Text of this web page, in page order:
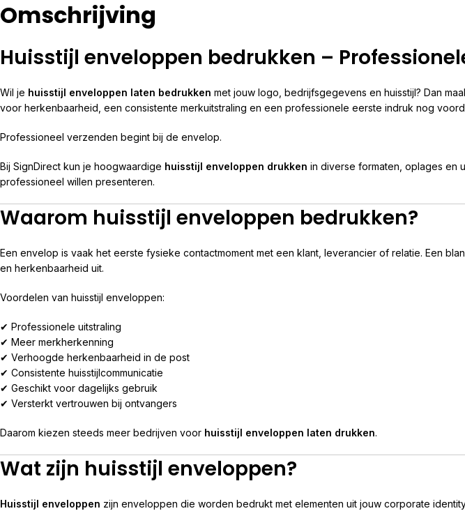
Omschrijving
Huisstijl enveloppen bedrukken –
Wil je huisstijl enveloppen laten bedrukken met jouw logo, bedrijfsgegevens en huisstijl? Dan
voor herkenbaarheid, een consistente merkuitstraling en een professionele eerste indruk nog
Professioneel verzenden begint bij de envelop.
Bij SignDirect kun je hoogwaardige huisstijl enveloppen drukken in diverse formaten, oplages en
professioneel willen presenteren.
Waarom huisstijl enveloppen bedrukken?
Een envelop is vaak het eerste fysieke contactmoment met een klant, leverancier of relatie. Een
en herkenbaarheid uit.
Voordelen van huisstijl enveloppen:
✔ Professionele uitstraling
✔ Meer merkherkenning
✔ Verhoogde herkenbaarheid in de post
✔ Consistente huisstijlcommunicatie
✔ Geschikt voor dagelijks gebruik
✔ Versterkt vertrouwen bij ontvangers
Daarom kiezen steeds meer bedrijven voor huisstijl enveloppen laten drukken.
Wat zijn huisstijl enveloppen?
Huisstijl enveloppen zijn enveloppen die worden bedrukt met elementen uit jouw corporate